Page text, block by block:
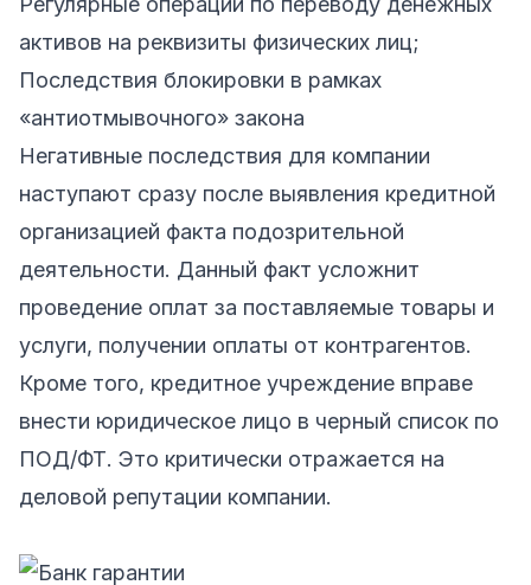
активов на реквизиты физических лиц;
Последствия блокировки в рамках
«антиотмывочного» закона
Негативные последствия для компании
наступают сразу после выявления кредитной
организацией факта подозрительной
деятельности. Данный факт усложнит
проведение оплат за поставляемые товары и
услуги, получении оплаты от контрагентов.
Кроме того, кредитное учреждение вправе
внести юридическое лицо в черный список по
ПОД/ФТ. Это критически отражается на
деловой репутации компании.